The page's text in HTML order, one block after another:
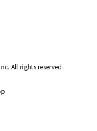
All rights reserved.